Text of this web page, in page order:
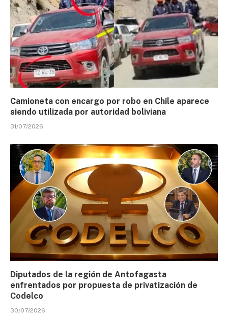
Camioneta con encargo por robo en Chile aparece
siendo utilizada por autoridad boliviana
31/07/2026
Diputados de la región de Antofagasta
enfrentados por propuesta de privatización de
Codelco
30/07/2026